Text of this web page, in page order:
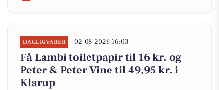
DAGLIGVARER 02-08-2026 16:03
Få Lambi toiletpapir til 16 kr. og
Peter & Peter Vine til 49,95 kr. i
Klarup